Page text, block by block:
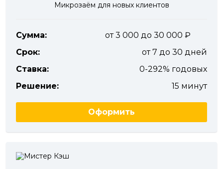
Микрозаём для новых клиентов
Сумма:
от 3 000 до 30 000
Срок:
от 7 до 30 дней
Ставка:
0-292% годовых
Решение:
15 минут
Оформить